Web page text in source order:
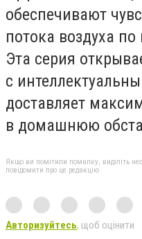
обеспечивают
потока воздуха
Эта серия
с
доставляет
в домашнюю
Якщо ви помітили помилку, виділіть
повідомити про це редакцію
Авторизуйтесь, щоб оцінити